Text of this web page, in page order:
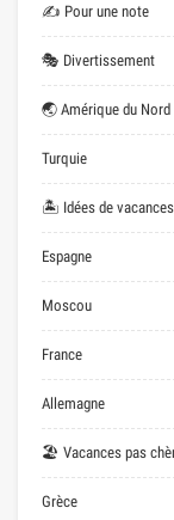
✍ Pour une note
🎭 Divertissement
🌏 Amérique du Nord
Turquie
🏝 Idées de vacances
Espagne
Moscou
France
Allemagne
🏖 Vacances pas
Grèce